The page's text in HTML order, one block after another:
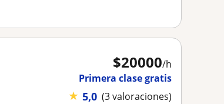
$20000/h
Primera clase gratis
★ 5,0 (3 valoraciones)